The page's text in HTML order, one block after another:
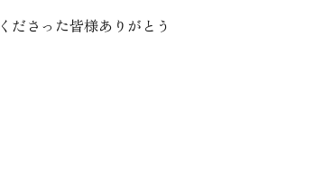
ださった皆様ありがとう